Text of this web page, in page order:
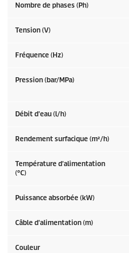
Nombre de phases (Ph)
Tension (V)
Fréquence (Hz)
Pression (bar/MPa)
Débit d'eau (l/h)
Rendement surfacique (m²/h)
Température d'alimentation
(°C)
Puissance absorbée (kW)
Câble d'alimentation (m)
Couleur